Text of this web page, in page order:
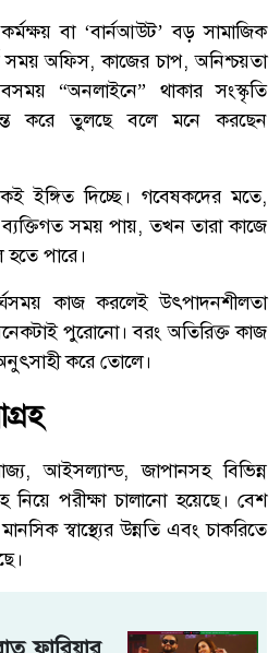
বা ‘বার্নআউট’ বড় সামাজিক
সময় অফিস, কাজের চাপ, অনিশ্চয়তা
“অনলাইনে” থাকার সংস্কৃতি
করে তুলছে বলে মনে করছেন
ইঙ্গিত দিচ্ছে। গবেষকদের মতে,
ব্যক্তিগত সময় পায়, তখন তারা কাজে
পারে।
কাজ করলেই উৎপাদনশীলতা
পুরোনো। বরং অতিরিক্ত কাজ
করে তোলে।
আইসল্যান্ড, জাপানসহ বিভিন্ন
নিয়ে পরীক্ষা চালানো হয়েছে। বেশ
স্বাস্থ্যের উন্নতি এবং চাকরিতে